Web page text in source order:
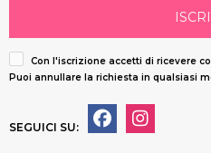
Con l'iscrizione accetti di ricevere
Puoi annullare la richiesta in qualsiasi
SEGUICI SU: